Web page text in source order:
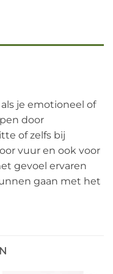
je emotioneel of
door
of zelfs bij
vuur en ook voor
gevoel ervaren
gaan met het